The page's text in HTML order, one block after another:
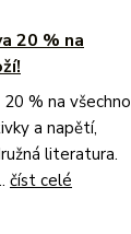
20 % na
% na všechno
a napětí,
literatura.
číst celé